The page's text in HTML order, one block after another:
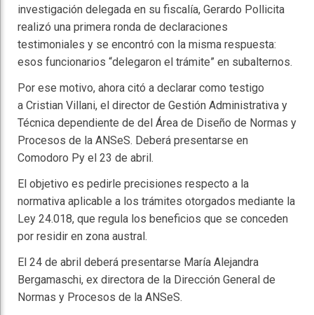
investigación delegada en su fiscalía, Gerardo Pollicita
realizó una primera ronda de declaraciones
testimoniales y se encontró con la misma respuesta:
esos funcionarios “delegaron el trámite” en subalternos.
Por ese motivo, ahora citó a declarar como testigo
a Cristian Villani, el director de Gestión Administrativa y
Técnica dependiente de del Área de Diseño de Normas y
Procesos de la ANSeS. Deberá presentarse en
Comodoro Py el 23 de abril.
El objetivo es pedirle precisiones respecto a la
normativa aplicable a los trámites otorgados mediante la
Ley 24.018, que regula los beneficios que se conceden
por residir en zona austral.
El 24 de abril deberá presentarse María Alejandra
Bergamaschi, ex directora de la Dirección General de
Normas y Procesos de la ANSeS.